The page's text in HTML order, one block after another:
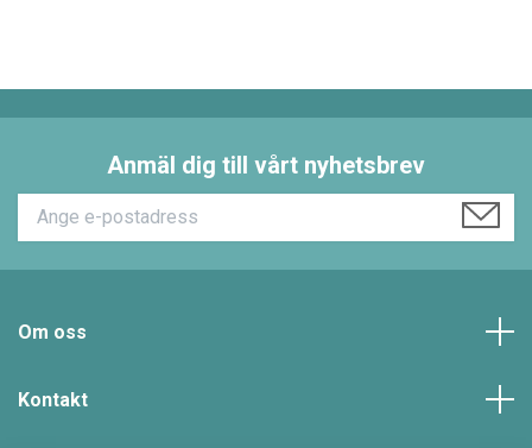
Anmäl dig till vårt nyhetsbrev
Om oss
Kontakt